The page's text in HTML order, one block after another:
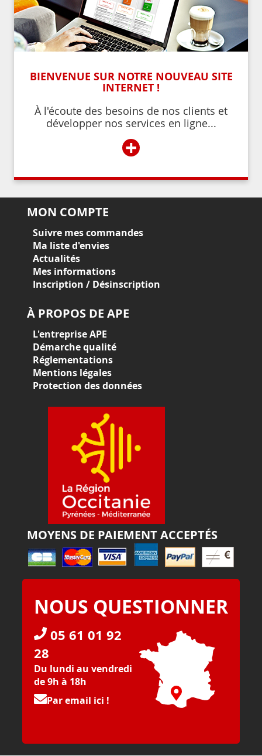
BIENVENUE SUR NOTRE NOUVEAU SITE
INTERNET !
À l'écoute des besoins de nos clients et
développer nos services en ligne...
+
MON COMPTE
Suivre mes commandes
Ma liste d'envies
Actualités
Mes informations
Inscription / Désinscription
À PROPOS DE APE
L'entreprise APE
Démarche qualité
Réglementations
Mentions légales
Protection des données
MOYENS DE PAIEMENT ACCEPTÉS
NOUS QUESTIONNER
05 61 01 92
28
Du lundi au vendredi
de 9h à 18h
Par email ici !